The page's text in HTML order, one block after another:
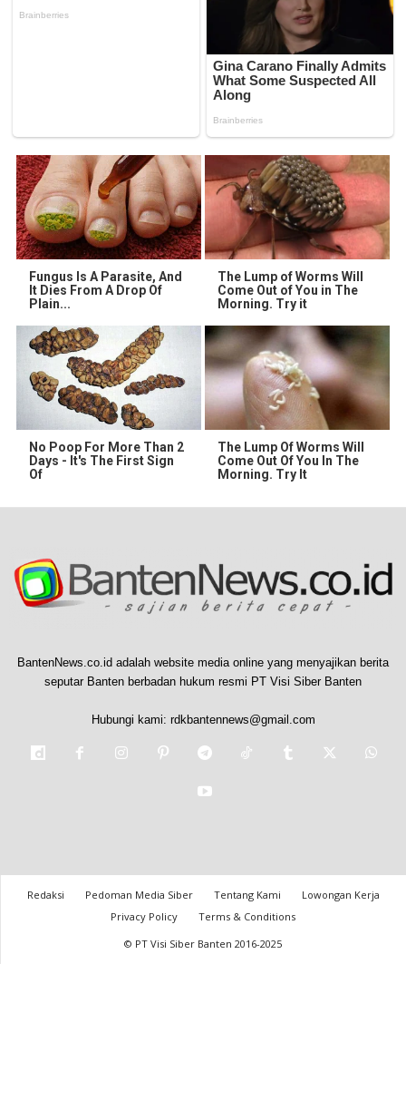
Fungus Is A Parasite, And
It Dies From A Drop Of
Plain...
The Lump of Worms Will
Come Out of You in The
Morning. Try it
No Poop For More Than 2
Days - It's The First Sign
Of
The Lump Of Worms Will
Come Out Of You In The
Morning. Try It
BantenNews.co.id adalah website media online yang menyajikan berita
seputar Banten berbadan hukum resmi PT Visi Siber Banten
Hubungi kami: rdkbantennews@gmail.com
Redaksi Pedoman Media Siber Tentang Kami
Lowongan Kerja
Privacy Policy
Terms & Conditions
© PT Visi Siber Banten 2016-2025